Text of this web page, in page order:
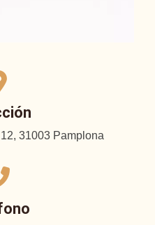
31003 Pamplona